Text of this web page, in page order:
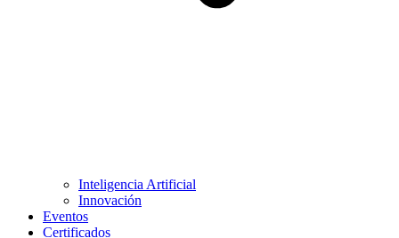
Inteligencia Artificial
Innovación
Eventos
Certificados